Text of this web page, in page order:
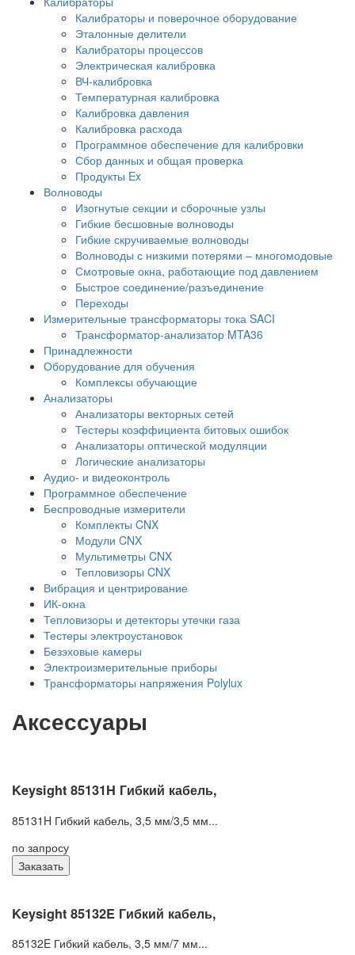
Калибраторы и поверочное оборудование
Эталонные делители
Калибраторы процессов
Электрическая калибровка
ВЧ-калибровка
Температурная калибровка
Калибровка давления
Калибровка расхода
Программное обеспечение для калибровки
Сбор данных и общая проверка
Продукты Ex
Волноводы
Изогнутые секции и сборочные узлы
Гибкие бесшовные волноводы
Гибкие скручиваемые волноводы
Волноводы с низкими потерями – многомодовые
Смотровые окна, работающие под давлением
Быстрое соединение/разъединение
Переходы
Измерительные трансформаторы тока SACI
Трансформатор-анализатор MTA36
Принадлежности
Оборудование для обучения
Комплексы обучающие
Анализаторы
Анализаторы векторных сетей
Тестеры коэффициента битовых ошибок
Анализаторы оптической модуляции
Логические анализаторы
Аудио- и видеоконтроль
Программное обеспечение
Беспроводные измерители
Комплекты CNX
Модули CNX
Мультиметры CNX
Тепловизоры CNX
Вибрация и центрирование
ИК-окна
Тепловизоры и детекторы утечки газа
Тестеры электроустановок
Безэховые камеры
Электроизмерительные приборы
Трансформаторы напряжения Polylux
Аксессуары
Keysight 85131H Гибкий кабель,
85131H Гибкий кабель, 3,5 мм/3,5 мм...
по запросу
Заказать
Keysight 85132E Гибкий кабель,
85132E Гибкий кабель, 3,5 мм/7 мм...